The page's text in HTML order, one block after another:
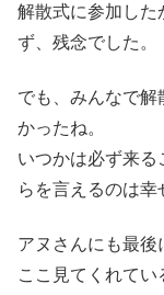
解散式に参加した
ず、残念でした。
でも、みんなで解
かったね。
いつかは必ず来る
らを言えるのは幸
アヌさんにも最後
ここ見てくれて